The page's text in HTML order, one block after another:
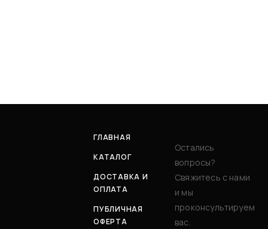
ГЛАВНАЯ
КАТАЛОГ
ДОСТАВКА И
ОПЛАТА
ПУБЛИЧНАЯ
ОФЕРТА
Остались
вопросы?
Свяжитесь с нами
и мы
проконсультируем
вас.